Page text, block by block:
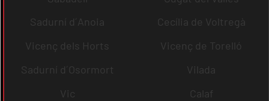
Sadurní d´Anoia
Cecília de Voltregà
Vicenç dels Horts
Vicenç de Torelló
Sadurní d´Osormort
Vilada
Vic
Calaf